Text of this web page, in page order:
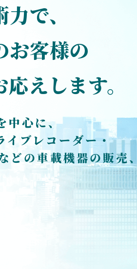
で、
お客様の
えします。
中心に、
イブレコーダー・
の車載機器の販売、